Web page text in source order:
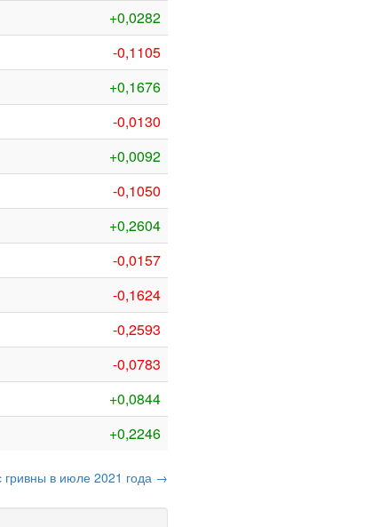
+0,0282
-0,1105
+0,1676
-0,0130
+0,0092
-0,1050
+0,2604
-0,0157
-0,1624
-0,2593
-0,0783
+0,0844
+0,2246
гривны в июле 2021 года →